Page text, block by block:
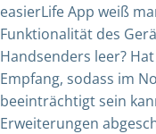
easierLife App weiß
Funktionalität des
Handsenders leer?
Empfang, sodass im
beeinträchtigt sein
Erweiterungen